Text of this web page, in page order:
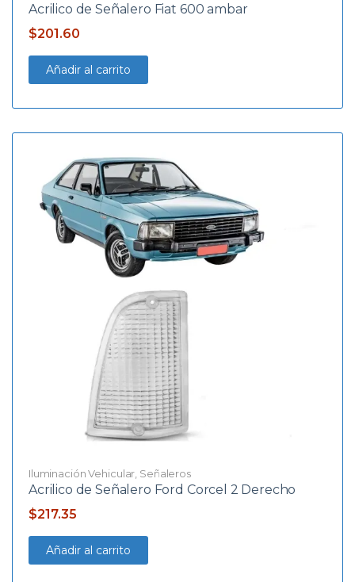
Acrilico de Señalero Fiat 600 ambar
$201.60
Añadir al carrito
Iluminación Vehicular Señaleros
Acrilico de Señalero Ford Corcel 2 Derecho
$217.35
Añadir al carrito